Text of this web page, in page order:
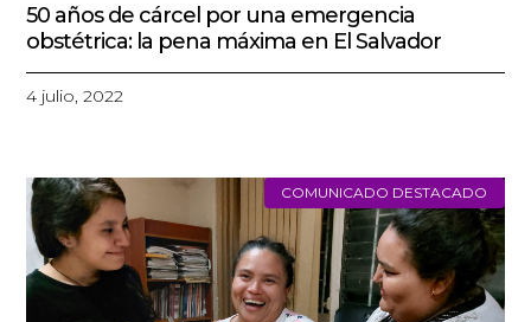
50 años de cárcel por una emergencia
obstétrica: la pena máxima en El Salvador
4 julio, 2022
COMUNICADO DESTACADO